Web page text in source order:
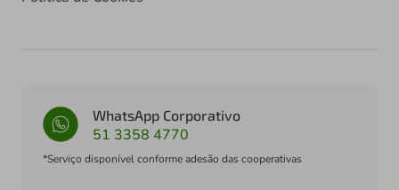
WhatsApp Corporativo
51 3358 4770
*Serviço disponível conforme adesão das cooperativas